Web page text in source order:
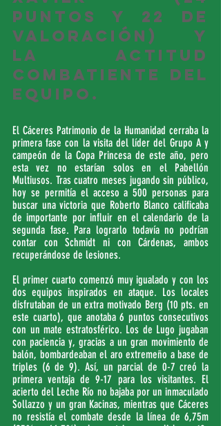
puntos y 22 de
valoración) y
la actitud
combatiente del
equipo.
El Cáceres Patrimonio de la Humanidad cerraba la
primera fase con la visita del líder del Grupo A y
campeón de la Copa Princesa de este año, pero
esta vez no estarían solos en el Pabellón
Multiusos. Tras cuatro meses jugando sin público,
hoy se permitía el acceso a 500 personas para
buscar una victoria que Roberto Blanco calificaba
de importante por influir en el calendario de la
segunda fase. Para lograrlo todavía no podrían
contar con Schmidt ni con Cárdenas, ambos
recuperándose de lesiones.
El primer cuarto comenzó muy igualado y con los
dos equipos inspirados en ataque. Los locales
disfrutaban de un extra motivado Berg (10 pts. en
este cuarto), que anotaba 6 puntos consecutivos
con un mate estratosférico. Los de Lugo jugaban
con paciencia y, gracias a un gran movimiento de
balón, bombardeaban el aro extremeño a base de
triples (6 de 9). Así, un parcial de 0-7 creó la
primera ventaja de 9-17 para los visitantes. El
acierto del Leche Río no bajaba por un inmaculado
Sollazzo y un gran Kacinas, mientras que Cáceres
no resistía el combate desde la línea de 6,75m